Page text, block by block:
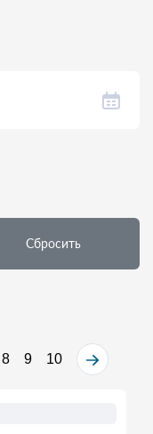
Сбросить
8 9 10